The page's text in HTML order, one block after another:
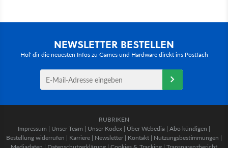
NEWSLETTER BESTELLEN
Hol' dir die neuesten Infos zu Games und Hardware direkt ins Postfach
RUBRIKEN
Impressum | Unser Team | Unser Kodex | Über Webedia | Abo kündigen |
Bestellung widerrufen | Karriere | Newsletter | Kontakt | Nutzungsbestimmungen |